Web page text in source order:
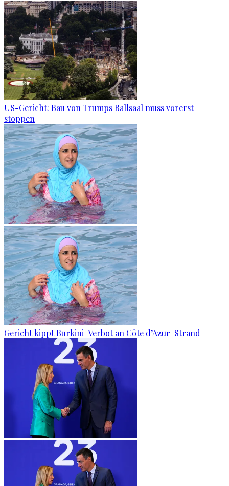
US-Gericht: Bau von Trumps Ballsaal muss vorerst
stoppen
Gericht kippt Burkini-Verbot an Côte d’Azur-Strand